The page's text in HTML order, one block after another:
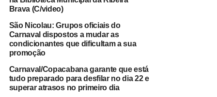
DON'T MISS
Rubrica: Carnavalose Aguda – Estrela Azul –
Edição de 13 de Fevereiro
Brava (C/video)
São Nicolau: Grupos oficiais do
Carnaval dispostos a mudar as
condicionantes que dificultam a sua
promoção
Carnaval/Copacabana garante que está
tudo preparado para desfilar no dia 22 e
superar atrasos no primeiro dia